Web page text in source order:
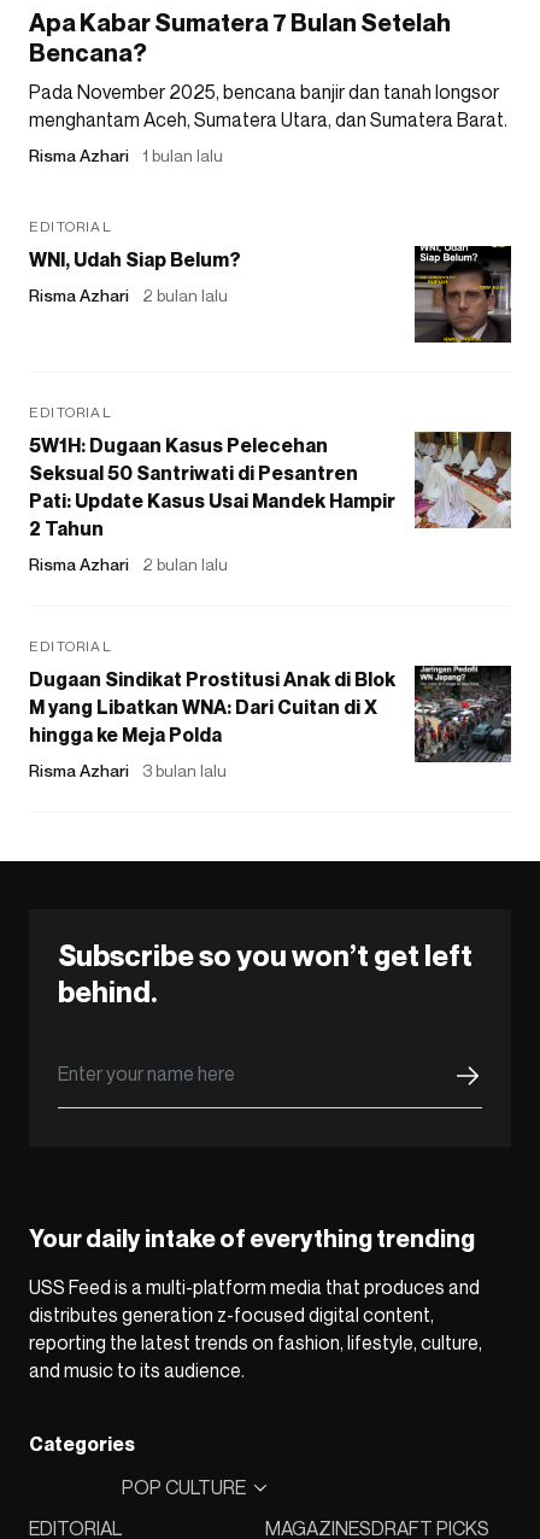
Apa Kabar Sumatera 7 Bulan Setelah
Bencana?
Pada November 2025, bencana banjir dan tanah longsor
menghantam Aceh, Sumatera Utara, dan Sumatera Barat.
Risma Azhari 1 bulan lalu
EDITORIAL
WNI, Udah Siap Belum?
Risma Azhari 2 bulan lalu
EDITORIAL
5W1H: Dugaan Kasus Pelecehan
Seksual 50 Santriwati di Pesantren
Pati: Update Kasus Usai Mandek Hampir
2 Tahun
Risma Azhari 2 bulan lalu
EDITORIAL
Dugaan Sindikat Prostitusi Anak di Blok
M yang Libatkan WNA: Dari Cuitan di X
hingga ke Meja Polda
Risma Azhari 3 bulan lalu
Subscribe so you won’t get left
behind.
Your daily intake of everything trending
USS Feed is a multi-platform media that produces and
distributes generation z-focused digital content,
reporting the latest trends on fashion, lifestyle, culture,
and music to its audience.
Categories
EDITORIAL
POP CULTURE
MAGAZINESDRAFT PICKS